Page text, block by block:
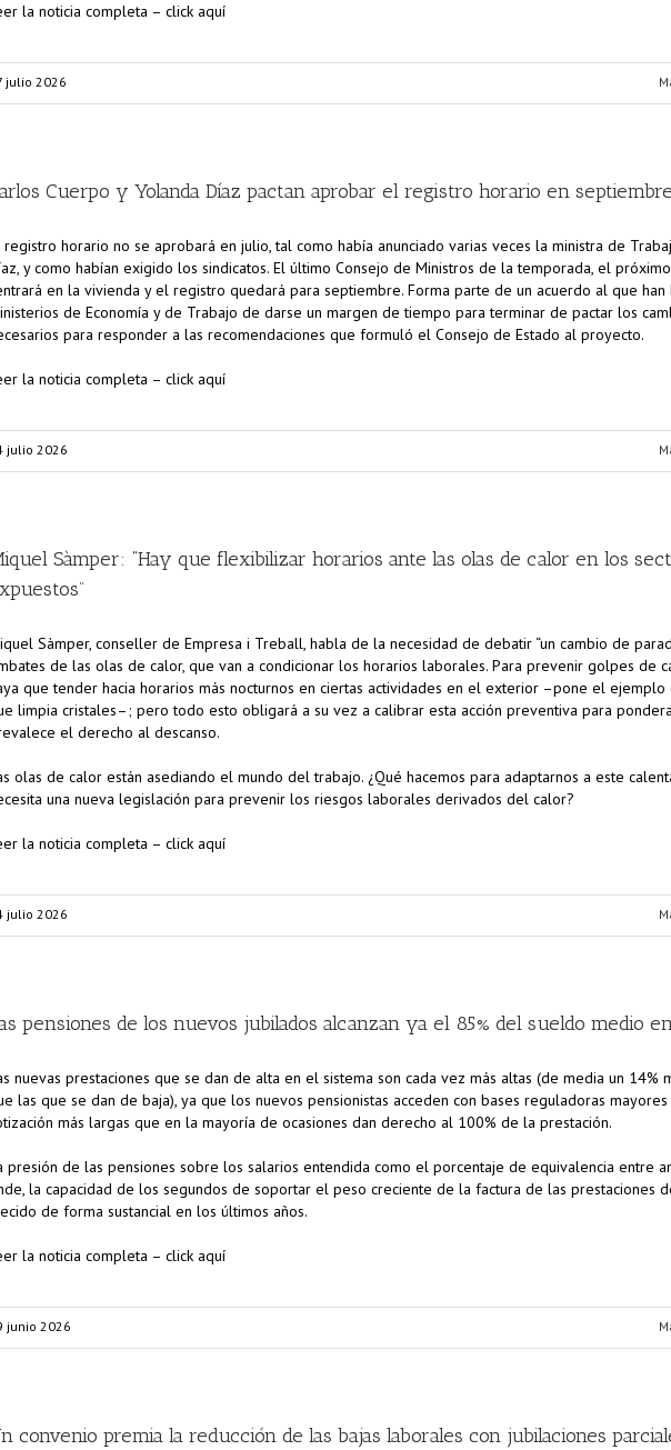
la noticia completa – click aquí
julio 2026
Cuerpo y Yolanda Díaz pactan aprobar el registro horario en septiembre
registro horario no se aprobará en julio, tal como había anunciado varias veces la ministra de
y como habían exigido los sindicatos. El último Consejo de Ministros de la temporada, el
en la vivienda y el registro quedará para septiembre. Forma parte de un acuerdo al que
de Economía y de Trabajo de darse un margen de tiempo para terminar de pactar los
para responder a las recomendaciones que formuló el Consejo de Estado al proyecto.
la noticia completa – click aquí
julio 2026
Sàmper: “Hay que flexibilizar horarios ante las olas de calor en los
Sàmper, conseller de Empresa i Treball, habla de la necesidad de debatir “un cambio de
de las olas de calor, que van a condicionar los horarios laborales. Para prevenir golpes de
que tender hacia horarios más nocturnos en ciertas actividades en el exterior –pone el
limpia cristales–; pero todo esto obligará a su vez a calibrar esta acción preventiva para
el derecho al descanso.
olas de calor están asediando el mundo del trabajo. ¿Qué hacemos para adaptarnos a este
una nueva legislación para prevenir los riesgos laborales derivados del calor?
la noticia completa – click aquí
julio 2026
pensiones de los nuevos jubilados alcanzan ya el 85% del sueldo medio
nuevas prestaciones que se dan de alta en el sistema son cada vez más altas (de media un 14%
las que se dan de baja), ya que los nuevos pensionistas acceden con bases reguladoras
más largas que en la mayoría de ocasiones dan derecho al 100% de la prestación.
presión de las pensiones sobre los salarios entendida como el porcentaje de equivalencia entre
la capacidad de los segundos de soportar el peso creciente de la factura de las prestaciones
de forma sustancial en los últimos años.
la noticia completa – click aquí
junio 2026
convenio premia la reducción de las bajas laborales con jubilaciones